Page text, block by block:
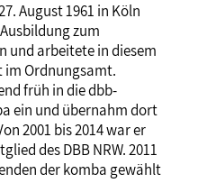
August 1961 in Köln
zum
und arbeitete in diesem
im Ordnungsamt.
früh in die dbb-
ein und übernahm dort
2001 bis 2014 war er
des DBB NRW. 2011
der komba gewählt